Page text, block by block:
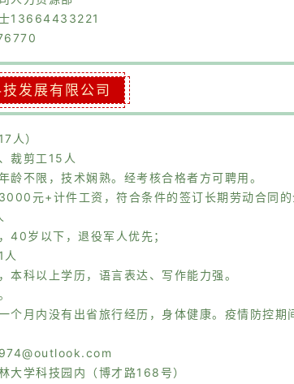
13664433221
发展有限公司
人）
裁剪工15人
龄不限，技术娴熟。经考核合格者方可聘用。
元+计件工资，符合条件的签订长期劳动合同的
40岁以下，退役军人优先；
人
本科以上学历，语言表达、写作能力强。
个月内没有出省旅行经历，身体健康。疫情防控期
大学科技园内（博才路168号）